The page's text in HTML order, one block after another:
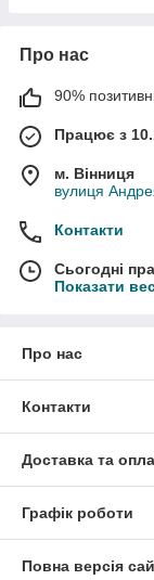
Про нас
90%
Працює з
м. Вінниця
вулиця
Контакти
Сьогодні
Показати
Про нас
Контакти
Доставка та
Графік роботи
Повна версія